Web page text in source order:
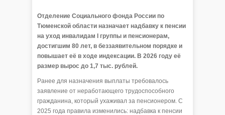
Отделение Социального фонда России по
Тюменской области назначает надбавку к пенсии
на уход инвалидам I группы и пенсионерам,
достигшим 80 лет, в беззаявительном порядке и
повышает её в ходе индексации. В 2026 году её
размер вырос до 1,7 тыс. рублей.
Ранее для назначения выплаты требовалось
заявление от неработающего трудоспособного
гражданина, который ухаживал за пенсионером. С
2025 года правила изменились: надбавка к пенсии